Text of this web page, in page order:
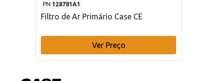
PN 128781A1
Filtro de Ar Primário Case CE
Ver Preço